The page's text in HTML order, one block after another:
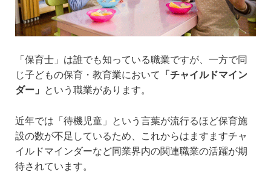
「保育士」は誰でも知っている職業ですが、一方で同
じ子どもの保育・教育業において
「チャイルドマイン
ダー」
という職業があります。
近年では「待機児童」という言葉が流行るほど保育施
設の数が不足しているため、これからはますますチャ
イルドマインダーなど同業界内の関連職業の活躍が期
待されています。